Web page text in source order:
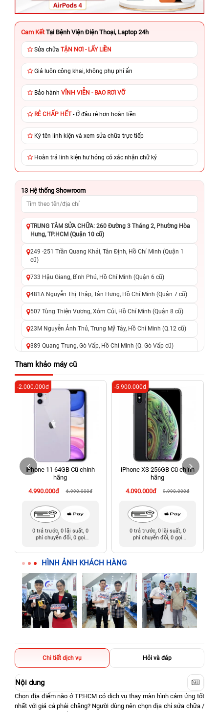
Cam Kết Tại Bệnh Viện Điện Thoại, Laptop 24h
Sửa chữa TẬN NƠI - LẤY LIỀN
Giá luôn công khai, không phụ phí ẩn
Bảo hành VĨNH VIỄN - BAO RƠI VỠ
RẺ CHẤP HẾT- Ở đâu rẻ hơn hoàn tiền
Ký tên linh kiện và xem sửa chữa trực tiếp
Hoàn trả linh kiện hư hỏng có xác nhận chữ ký
13 Hệ thống Showroom
TRUNG TÂM SỬA CHỮA: 260 Đường 3 Tháng 2, Phường Hòa
Hưng, TP.HCM (Quận 10 cũ)
249 -251 Trần Quang Khải, Tân Định, Hồ Chí Minh (Quận 1
cũ)
733 Hậu Giang, Bình Phú, Hồ Chí Minh (Quận 6 cũ)
481A Nguyễn Thị Thập, Tân Hưng, Hồ Chí Minh (Quận 7 cũ)
507 Tùng Thiện Vương, Xóm Củi, Hồ Chí Minh (Quận 8 cũ)
23M Nguyễn Ảnh Thủ, Trung Mỹ Tây, Hồ Chí Minh (Q.12 cũ)
389 Quang Trung, Gò Vấp, Hồ Chí Minh (Q. Gò Vấp cũ)
625 - 625A Âu Cơ, Tân Phú, Hồ Chí Minh (Quận Tân Phú cũ)
326 Lê Văn Việt, Tăng Nhơn Phú, Hồ Chí Minh (Q.9 TP. Thủ
Đức cũ)
256 Võ Văn Ngân, Thủ Đức, Hồ Chí Minh (Bình Thọ, TP. Thủ
Đức Cũ)
70 Nguyễn An Ninh, Dĩ An, Hồ Chí Minh (Bình Dương Cũ)
24h Vũng Tàu: 162A Ba Cu, Vũng Tàu, Hồ Chí Minh (TP. Vũng
Tàu cũ)
198 Hoàng Văn Thụ, Tân Sơn Nhất, Hồ Chí Minh (Tân Bình
Tham khảo máy cũ
iPhone 11 64GB Cũ chính
hãng
4.990.000đ
6.990.000đ
-2.000.000đ
0 trả trước, 0 lãi suất, 0
phí chuyển đổi, 0 gọi
iPhone XS 256GB Cũ chính
hãng
4.090.000đ
9.990.000đ
-5.900.000đ
0 trả trước, 0 lãi suất, 0
phí chuyển đổi, 0 gọi
HÌNH ẢNH KHÁCH HÀNG
Chi tiết dịch vụ Hỏi và đáp
Nội dung
Chọn địa điểm nào ở TP.HCM có dịch vụ thay màn hình cảm ứng tốt
nhất với giá cả phải chăng? Người dùng nên chọn địa chỉ sửa chữa /